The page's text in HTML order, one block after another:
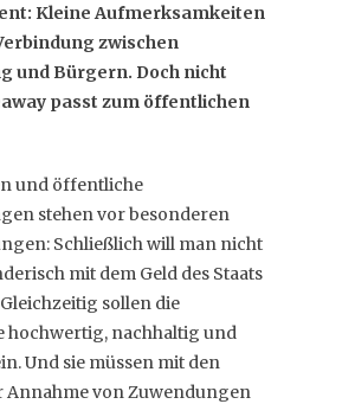
Kleine Aufmerksamkeiten
zwischen
und Bürgern. Doch nicht
passt zum öffentlichen
und öffentliche
stehen vor besonderen
Schließlich will man nicht
mit dem Geld des Staats
sollen die
hochwertig, nachhaltig und
Und sie müssen mit den
Annahme von Zuwendungen